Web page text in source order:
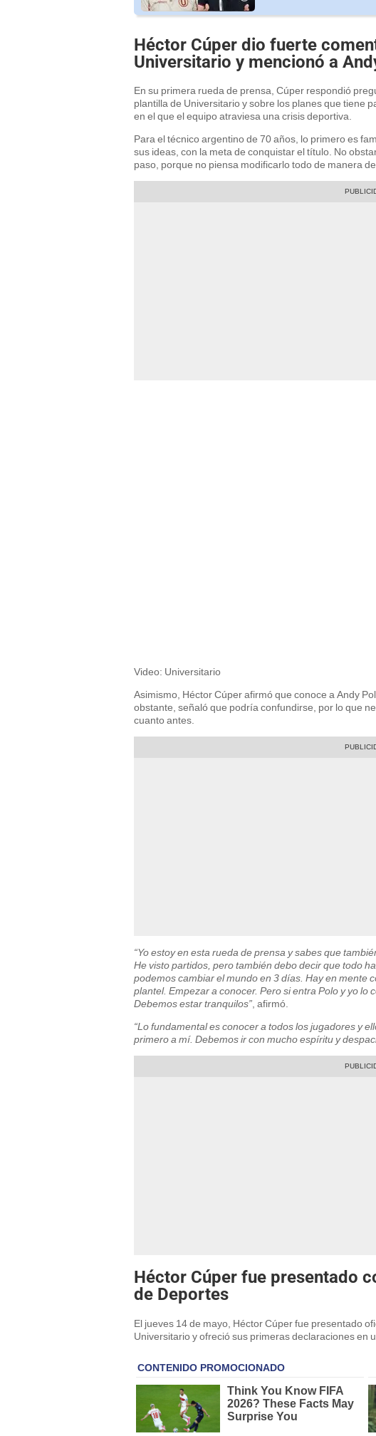
Héctor Cúper dio fuerte
Universitario y mencionó a
En su primera rueda de prensa, Cúper respondió
plantilla de Universitario y sobre los planes que tiene
en el que el equipo atraviesa una crisis deportiva.
Para el técnico argentino de 70 años, lo primero es
sus ideas, con la meta de conquistar el título. No
paso, porque no piensa modificarlo todo de manera
Video: Universitario
Asimismo, Héctor Cúper afirmó que conoce a Andy
obstante, señaló que podría confundirse, por lo que
cuanto antes.
“Yo estoy en esta rueda de prensa y sabes que
He visto partidos, pero también debo decir que todo
podemos cambiar el mundo en 3 días. Hay en mente
plantel. Empezar a conocer. Pero si entra Polo y yo lo
Debemos estar tranquilos” , afirmó.
“Lo fundamental es conocer a todos los jugadores y
primero a mí. Debemos ir con mucho espíritu y
Héctor Cúper fue presentado
de Deportes
El jueves 14 de mayo, Héctor Cúper fue presentado
Universitario y ofreció sus primeras declaraciones en